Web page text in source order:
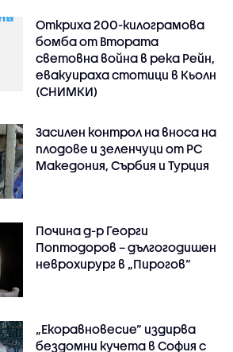
Откриха 200-килограмова
бомба от Втората
световна война в река Рейн,
евакуираха стотици в Кьолн
(СНИМКИ)
Засилен контрол на вноса на
плодове и зеленчуци от РС
Македония, Сърбия и Турция
Почина д-р Георги
Поптодоров – дългогодишен
неврохирург в „Пирогов“
„Екоравновесие“ издирва
бездомни кучета в София с